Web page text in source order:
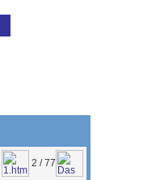
2 / 77